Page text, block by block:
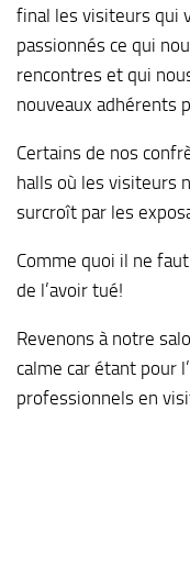
final les visiteurs qui
passionnés ce qui
rencontres et qui
nouveaux adhérents
Certains de nos
halls où les visiteurs
surcroît par les
Comme quoi il ne
de l’avoir tué!
Revenons à notre
calme car étant pour
professionnels en